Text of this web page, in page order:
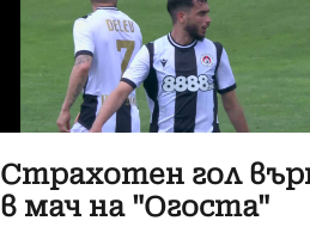
Страхотен гол
в мач на "Огоста"